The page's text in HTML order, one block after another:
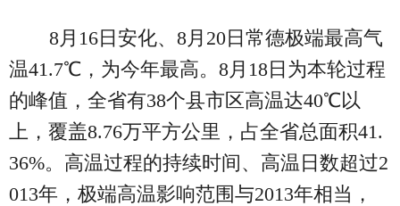
8月16日安化、8月20日常德极端最高气
温41.7℃，为今年最高。8月18日为本轮过程
的峰值，全省有38个县市区高温达40℃以
上，覆盖8.76万平方公里，占全省总面积41.
36%。高温过程的持续时间、高温日数超过2
013年，极端高温影响范围与2013年相当，